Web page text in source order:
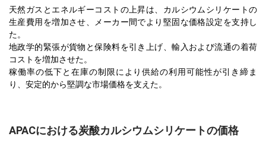
天然ガスとエネルギーコストの上昇は、カルシウムシリケートの
生産費用を増加させ、メーカー間でより堅固な価格設定を支持し
た。
地政学的緊張が貨物と保険料を引き上げ、輸入および流通の着荷
コストを増加させた。
稼働率の低下と在庫の制限により供給の利用可能性が引き締ま
り、安定的から堅調な市場価格を支えた。
APACにおける炭酸カルシウムシリケートの価格